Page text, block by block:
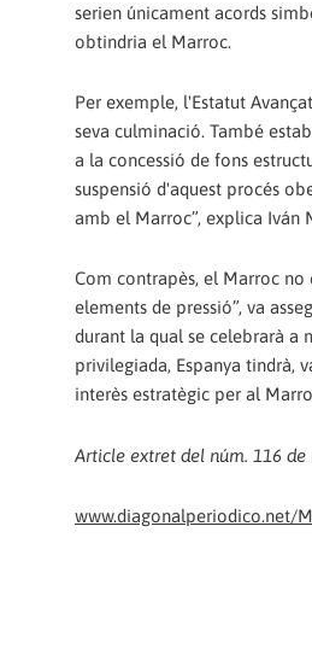
serien únicament acords
obtindria el Marroc.
Per exemple, l'Estatut
seva culminació. També
a la concessió de fons
suspensió d'aquest procés
amb el Marroc”, explica Iván
Com contrapès, el Marroc
elements de pressió”, va
durant la qual se celebrarà a
privilegiada, Espanya tindrà,
interès estratègic per al
Article extret del núm. 116
www.diagonalperiodico.net/